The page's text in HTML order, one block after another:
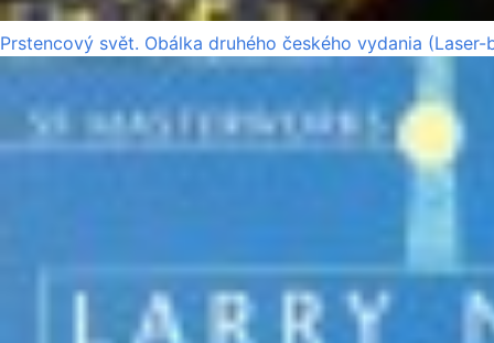
Prstencový svět. Obálka druhého českého vydania (Laser-